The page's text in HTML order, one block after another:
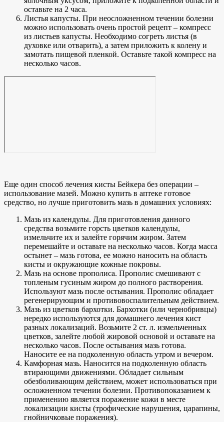
оставьте на 2 часа.
Листья капусты. При неосложненном течении болезни
можно использовать очень простой рецепт – компресс
из листьев капусты. Необходимо согреть листья (в
духовке или отварить), а затем приложить к колену и
замотать пищевой пленкой. Оставьте такой компресс на
несколько часов.
Еще один способ лечения кисты Бейкера без операции –
использование мазей. Можно купить в аптеке готовое
средство, но лучше приготовить мазь в домашних условиях:
Мазь из календулы. Для приготовления данного
средства возьмите горсть цветков календулы,
измельчите их и залейте горячим жиром. Затем
перемешайте и оставьте на несколько часов. Когда масса
остынет – мазь готова, ее можно наносить на область
кисты и окружающие кожные покровы.
Мазь на основе прополиса. Прополис смешивают с
топленым гусиным жиром до полного растворения.
Используют мазь после остывания. Прополис обладает
регенерирующим и противовоспалительным действием.
Мазь из цветков бархотки. Бархотки (или чернобривцы)
нередко используются для домашнего лечения кист
разных локализаций. Возьмите 2 ст. л. измельченных
цветков, залейте любой жировой основой и оставьте на
несколько часов. После остывания мазь готова.
Наносите ее на подколенную область утром и вечером.
Камфорная мазь. Наносится на подколенную область
втирающими движениями. Обладает сильным
обезболивающим действием, может использоваться при
осложненном течении болезни. Противопоказанием к
применению является поражение кожи в месте
локализации кисты (трофические нарушения, царапины,
гнойничковые поражения).